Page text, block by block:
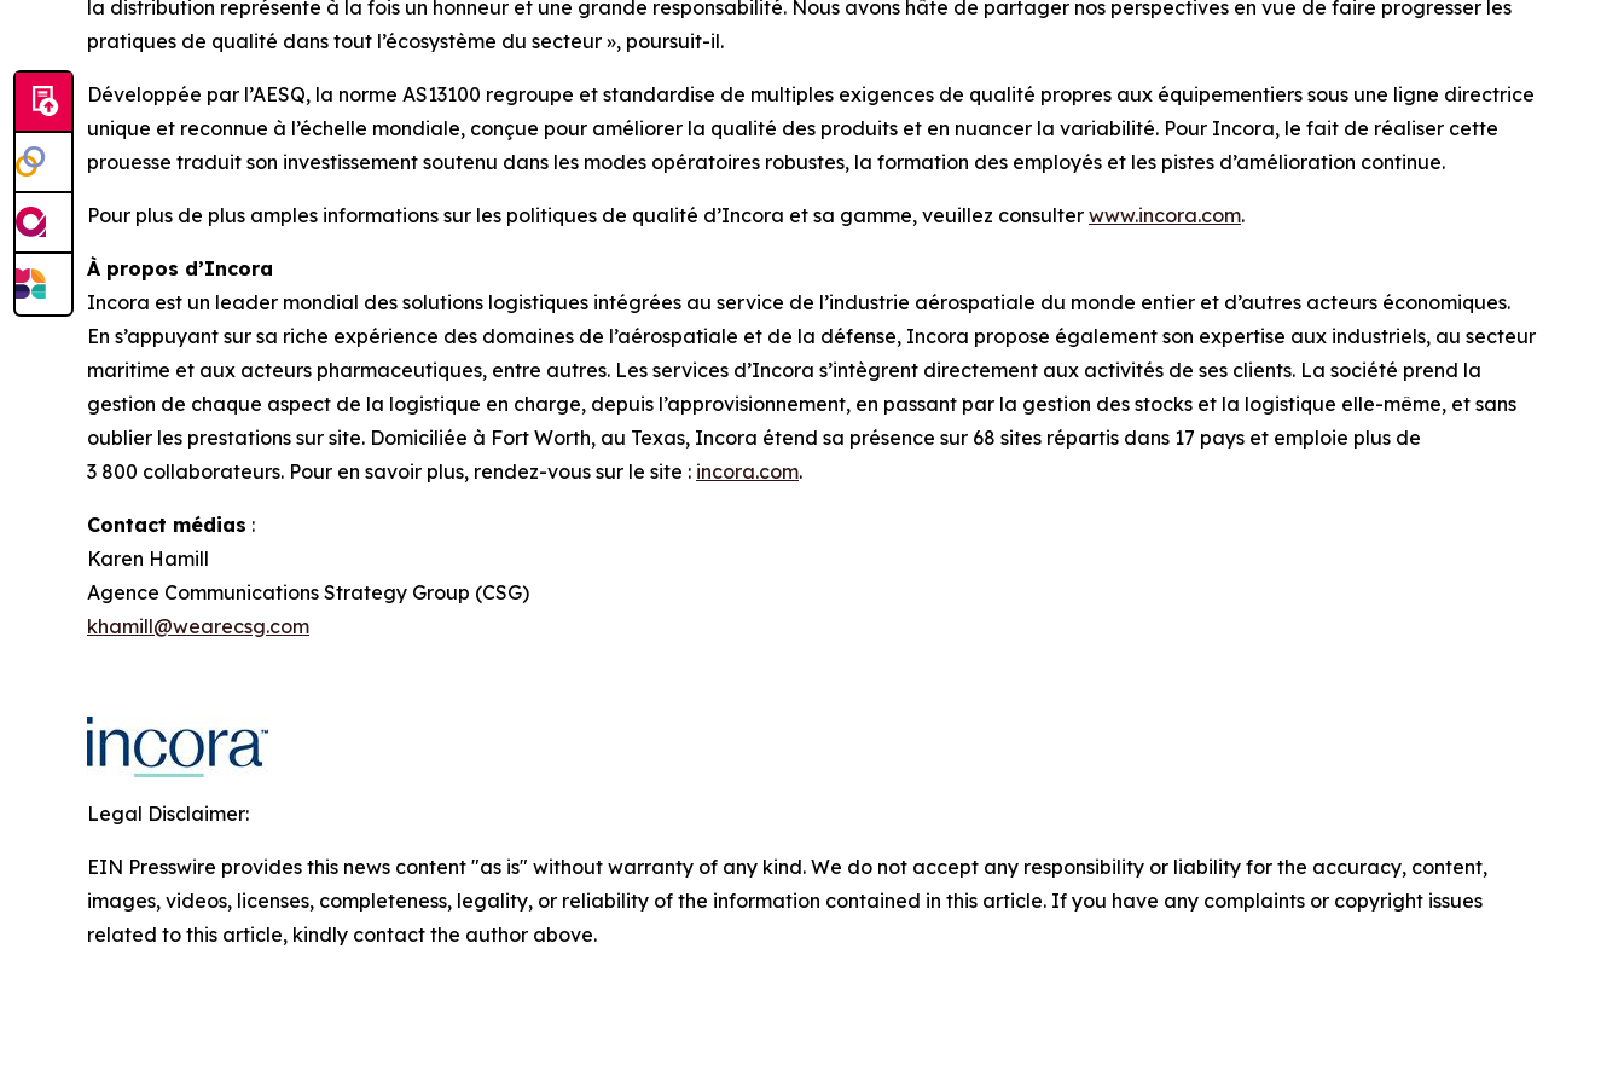
la distribution représente à la fois un honneur et une grande responsabilité. Nous avons hâte de partager nos perspectives en vue de faire progresser les
pratiques de qualité dans tout l’écosystème du secteur », poursuit-il.
Développée par l’AESQ, la norme AS13100 regroupe et standardise de multiples exigences de qualité propres aux équipementiers sous une ligne directrice
unique et reconnue à l’échelle mondiale, conçue pour améliorer la qualité des produits et en nuancer la variabilité. Pour Incora, le fait de réaliser cette
prouesse traduit son investissement soutenu dans les modes opératoires robustes, la formation des employés et les pistes d’amélioration continue.
Pour plus de plus amples informations sur les politiques de qualité d’Incora et sa gamme, veuillez consulter www.incora.com.
À propos d’Incora
Incora est un leader mondial des solutions logistiques intégrées au service de l’industrie aérospatiale du monde entier et d’autres acteurs économiques.
En s’appuyant sur sa riche expérience des domaines de l’aérospatiale et de la défense, Incora propose également son expertise aux industriels, au secteur
maritime et aux acteurs pharmaceutiques, entre autres. Les services d’Incora s’intègrent directement aux activités de ses clients. La société prend la
gestion de chaque aspect de la logistique en charge, depuis l’approvisionnement, en passant par la gestion des stocks et la logistique elle-même, et sans
oublier les prestations sur site. Domiciliée à Fort Worth, au Texas, Incora étend sa présence sur 68 sites répartis dans 17 pays et emploie plus de
3 800 collaborateurs. Pour en savoir plus, rendez-vous sur le site : incora.com.
Contact médias :
Karen Hamill
Agence Communications Strategy Group (CSG)
khamill@wearecsg.com
Legal Disclaimer:
EIN Presswire provides this news content "as is" without warranty of any kind. We do not accept any responsibility or liability for the accuracy, content,
images, videos, licenses, completeness, legality, or reliability of the information contained in this article. If you have any complaints or copyright issues
related to this article, kindly contact the author above.